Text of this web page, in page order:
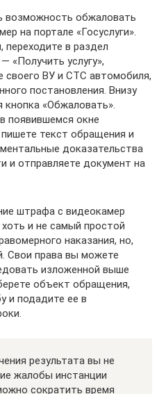
возможность обжаловать
на портале «Госуслуги».
переходите в раздел
услугу»,
своего ВУ и СТС автомобиля,
постановления. Внизу
кнопка «Обжаловать».
появившемся окне
текст обращения и
доказательства
и отправляете документ на
штрафа с видеокамер
и не самый простой
наказания, но,
Свои права вы можете
изложенной выше
объект обращения,
и подадите ее в
результата вы не
жалобы инстанции
сократить время